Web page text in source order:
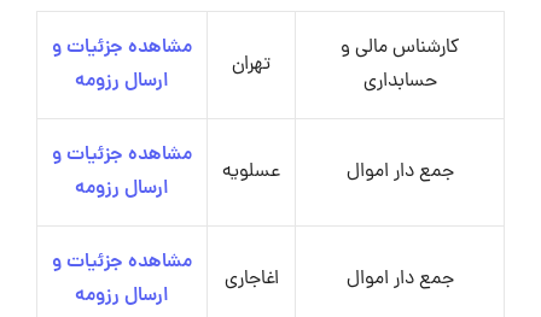
کارشناس مالی و
حسابداری
تهران
مشاهده جزئیات و
ارسال رزومه
جمع دار اموال عسلویه
مشاهده جزئیات و
ارسال رزومه
جمع دار اموال اغاجاری
مشاهده جزئیات و
ارسال رزومه